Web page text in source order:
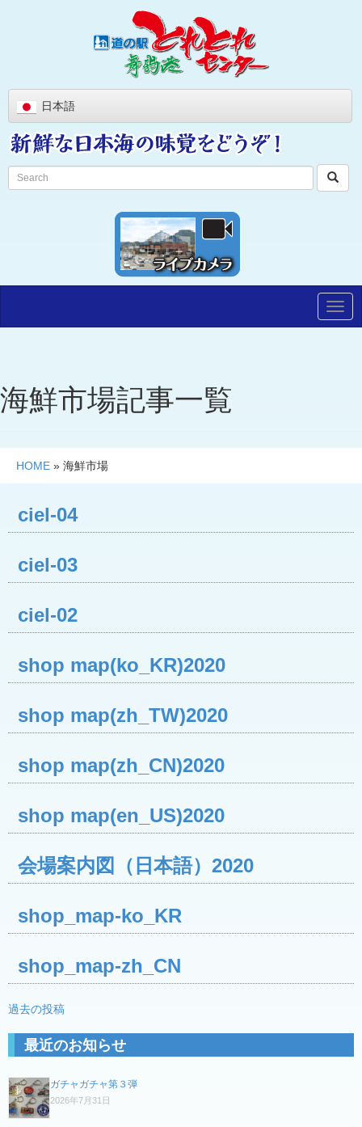
日本語
海鮮市場記事一覧
HOME » 海鮮市場
ciel-04
ciel-03
ciel-02
shop map(ko_KR)2020
shop map(zh_TW)2020
shop map(zh_CN)2020
shop map(en_US)2020
会場案内図（日本語）2020
shop_map-ko_KR
shop_map-zh_CN
投
稿
ナ
ビ
ゲ
ー
過去の投稿
最近のお知らせ
ガチャガチャ第３弾
2026年7月31日